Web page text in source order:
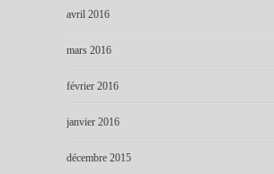
avril 2016
mars 2016
février 2016
janvier 2016
décembre 2015